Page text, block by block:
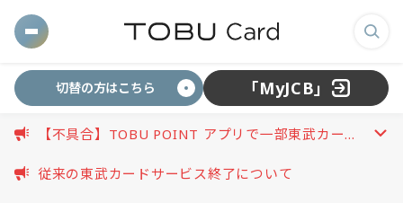
東
武
カ
ー
メ
ニ
開
検
索
画
切替の方はこちら 「MyJCB」
【不具合】TOBU POINT アプリで一部東武カード
従来の東武カードサービス終了について